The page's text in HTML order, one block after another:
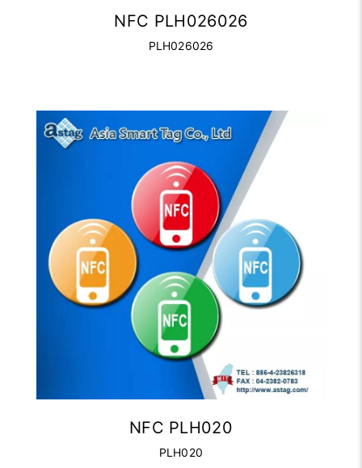
NFC PLH026026
PLH026026
NFC PLH020
PLH020